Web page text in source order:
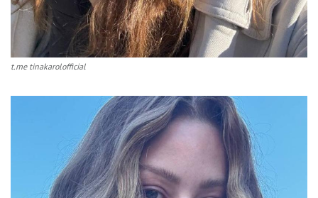
t.me tinakarolofficial